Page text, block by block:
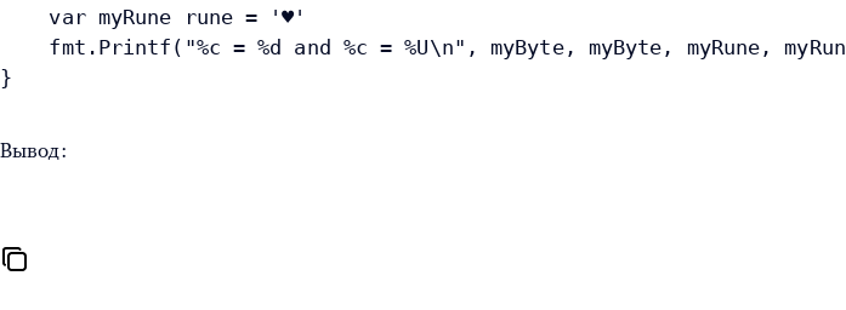
var myRune rune = '♥'
fmt.Printf("%c = %d and %c = %U\n", myByte, myByte, myRune,
}
Вывод: